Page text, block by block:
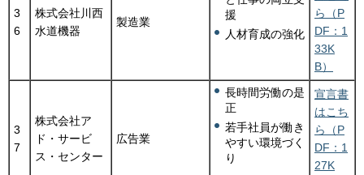
3
6
株式会社川西
水道機器
製造業
援
人材育成の強化
ら（P
DF：1
33K
B）
3
7
株式会社ア
ド・サービ
ス・センター
広告業
長時間労働の是
正
若手社員が働き
やすい環境づく
り
宣言書
はこち
ら（P
DF：1
27K